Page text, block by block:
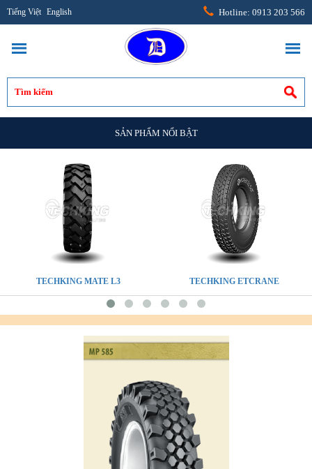
Tiếng Việt English Hotline: 0913 203 566
SẢN PHẨM NỔI BẬT
TECHKING MATE L3 TECHKING ETCRANE